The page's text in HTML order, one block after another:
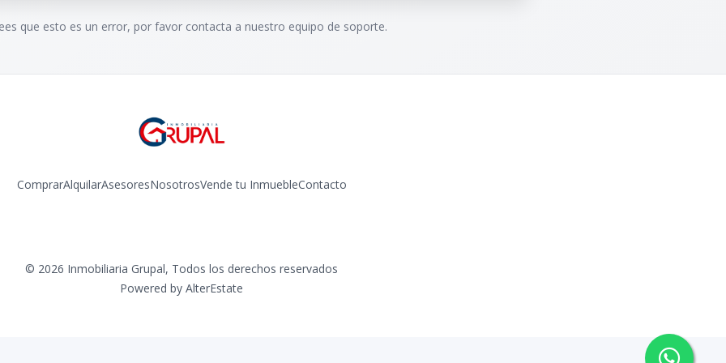
que esto es un error, por favor contacta a nuestro equipo de soporte.
ComprarAlquilarAsesoresNosotrosVende tu InmuebleContacto
© 2026 Inmobiliaria Grupal, Todos los derechos reservados
Powered by AlterEstate